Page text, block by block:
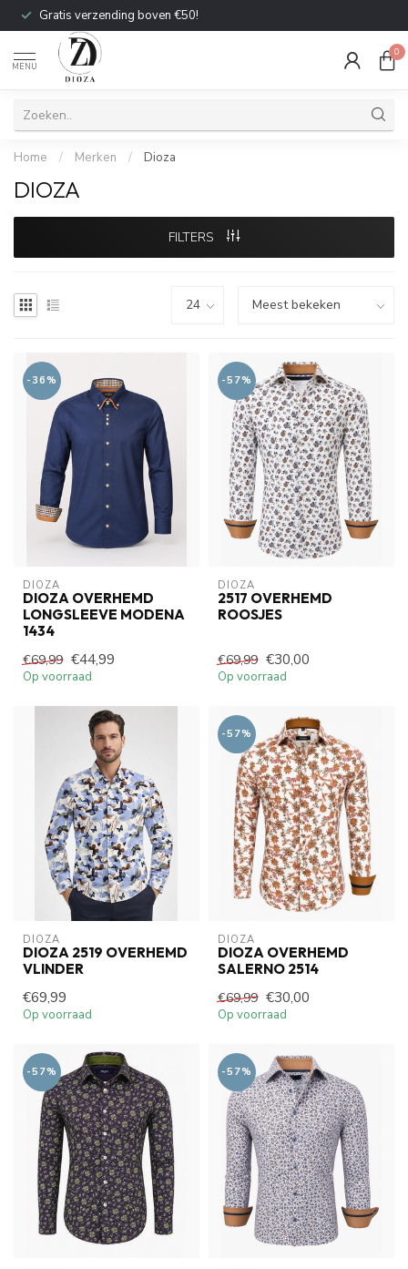
Gratis verzending boven €50!
MENU
0
Home / Merken / Dioza
DIOZA
FILTERS
-36%
DIOZA
DIOZA OVERHEMD
LONGSLEEVE MODENA
1434
€69,99 €44,99
Op voorraad
-57%
DIOZA
2517 OVERHEMD
ROOSJES
€69,99 €30,00
Op voorraad
DIOZA
DIOZA 2519 OVERHEMD
VLINDER
€69,99
Op voorraad
-57%
DIOZA
DIOZA OVERHEMD
SALERNO 2514
€69,99 €30,00
Op voorraad
-57% -57%